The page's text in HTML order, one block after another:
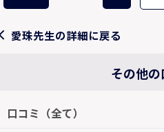
愛珠先生の詳細に戻る
その他の
口コミ（全て）